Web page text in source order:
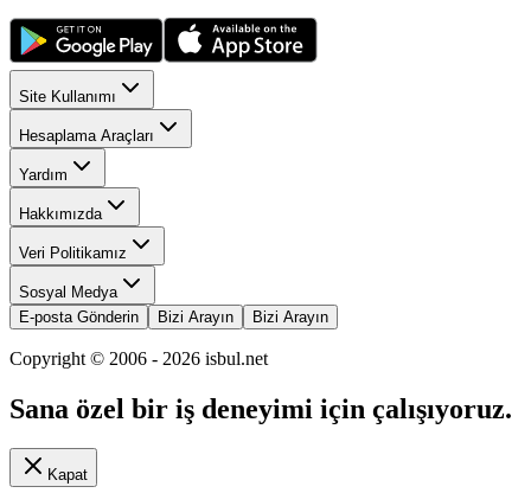
Site Kullanımı
Hesaplama Araçları
Yardım
Hakkımızda
Veri Politikamız
Sosyal Medya
E-posta Gönderin
Bizi Arayın Bizi Arayın
Copyright © 2006 - 2026 isbul.net
Sana özel bir iş deneyimi için çalışıyoruz.
Kapat